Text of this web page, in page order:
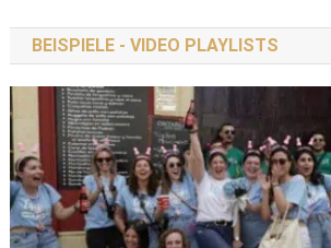
BEISPIELE - VIDEO PLAYLISTS